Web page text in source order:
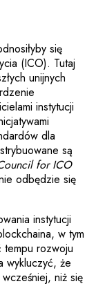
się
(ICO). Tutaj
unijnych
instytucji
dla
są
for ICO
odbędzie się
instytucji
w tym
rozwoju
wykluczyć, że
niż się